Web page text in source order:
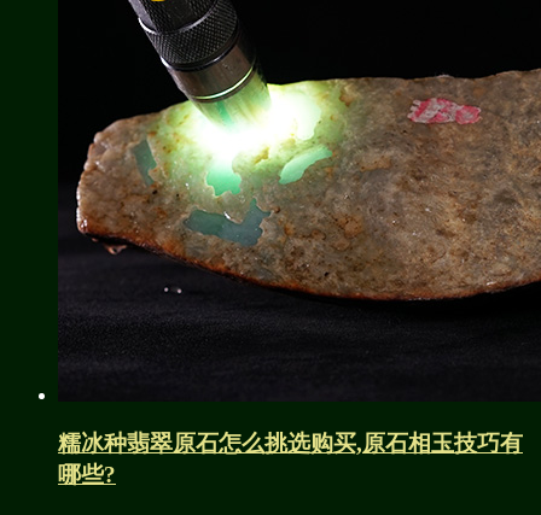
糯冰种翡翠原石怎么挑选购买,原石相玉技巧有
哪些?